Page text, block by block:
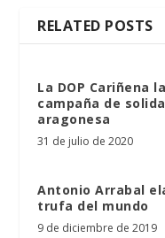
RELATED POSTS
La DOP Cariñena
campaña de
aragonesa
31 de julio de 2020
Antonio Arrabal
trufa del mundo
9 de diciembre de 2019